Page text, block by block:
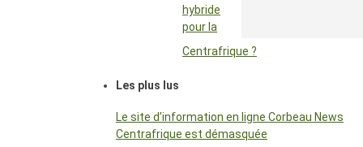
hybride
pour la
Centrafrique ?
Les plus lus
Le site d’information en ligne Corbeau News
Centrafrique est démasquée